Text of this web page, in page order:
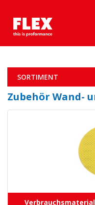
SORTIMENT
Zubehör Wand-